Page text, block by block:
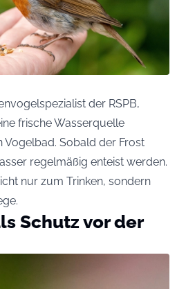
der RSPB,
frische Wasserquelle
Vogelbad. Sobald der Frost
regelmäßig enteist werden.
nur zum Trinken, sondern
Schutz vor der